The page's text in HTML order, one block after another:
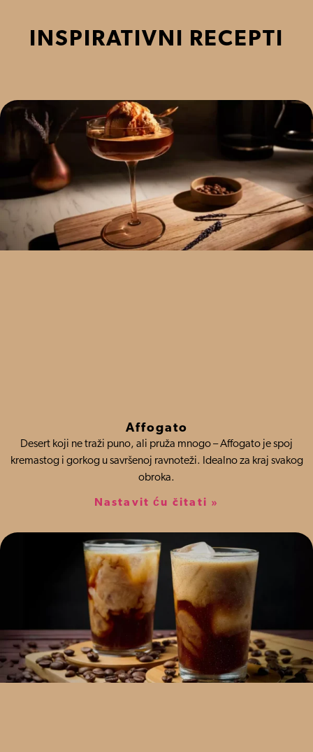
INSPIRATIVNI RECEPTI
Affogato
Desert koji ne traži puno, ali pruža mnogo – Affogato je spoj
kremastog i gorkog u savršenoj ravnoteži. Idealno za kraj svakog
obroka.
Nastavit ću čitati »